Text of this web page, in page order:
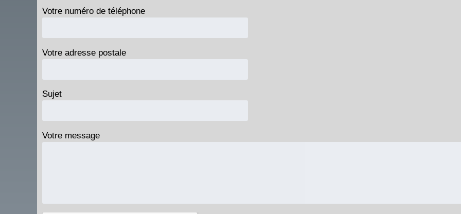
Votre numéro de téléphone
Votre adresse postale
Sujet
Votre message